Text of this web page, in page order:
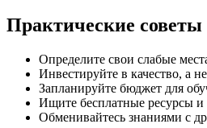
Практические советы
Определите свои слабые
Инвестируйте в качество, а
Запланируйте бюджет для
Ищите бесплатные ресурсы и
Обменивайтесь знаниями с